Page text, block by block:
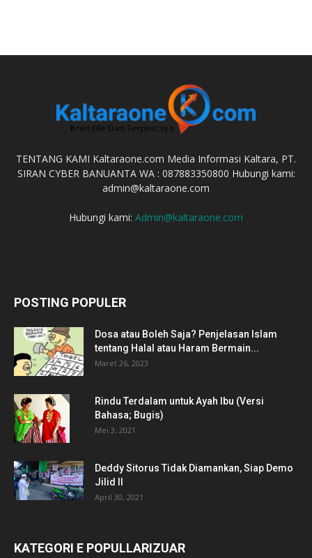
TENTANG KAMI Kaltaraone.com Media Informasi Kaltara, PT.
SIRAN CYBER BANUANTA WA : 087883350800 Hubungi kami:
admin@kaltaraone.com
Hubungi kami: Admin@kaltaraone.com
POSTING POPULER
Dosa atau Boleh Saja? Penjelasan Islam
tentang Halal atau Haram Bermain...
Maret 26, 2023
Rindu Terdalam untuk Ayah Ibu (Versi
Bahasa; Bugis)
Mei 3, 2021
Deddy Sitorus Tidak Diamankan, Siap Demo
Jilid II
April 30, 2021
KATEGORI E POPULLARIZUAR